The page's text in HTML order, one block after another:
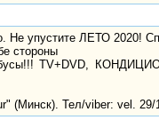
Не упустите ЛЕТО 2020!
стороны
TV+DVD,
(Минск). Тел/viber: vel. 29/